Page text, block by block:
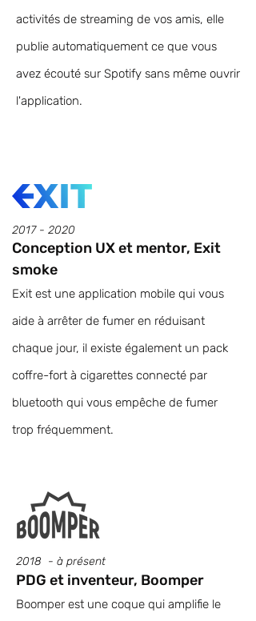
activités de streaming de vos amis, elle
publie automatiquement ce que vous
avez écouté sur Spotify sans même ouvrir
l'application.
2017 - 2020
Conception UX et mentor, Exit
smoke
Exit est une application mobile qui vous
aide à arrêter de fumer en réduisant
chaque jour, il existe également un pack
coffre-fort à cigarettes connecté par
bluetooth qui vous empêche de fumer
trop fréquemment.
2018 - à présent
PDG et inventeur, Boomper
Boomper est une coque qui amplifie le